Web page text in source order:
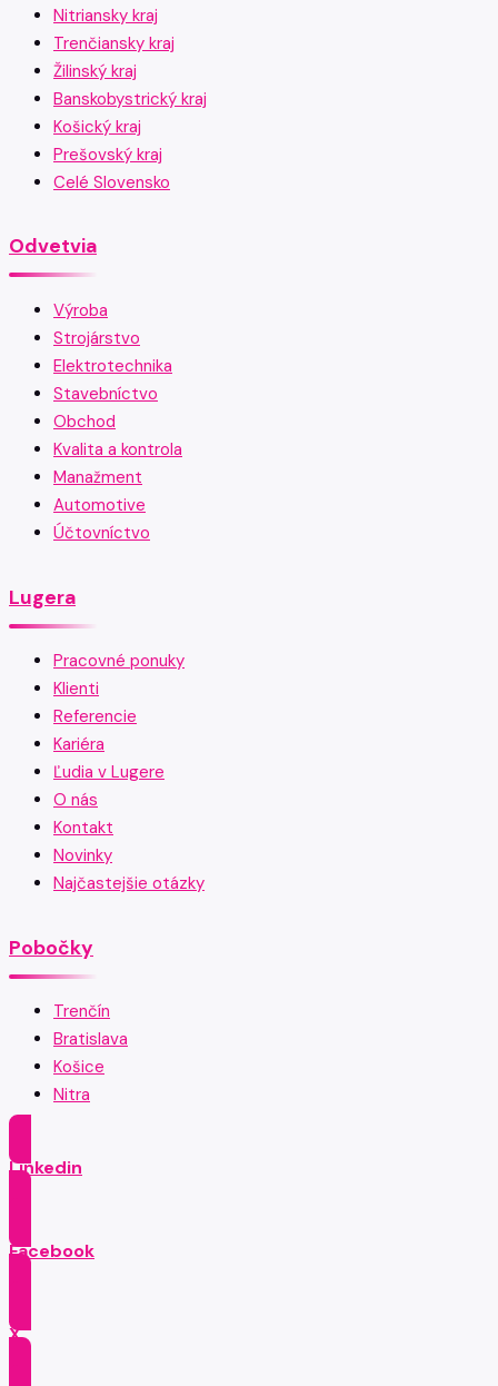
Nitriansky kraj
Trenčiansky kraj
Žilinský kraj
Banskobystrický kraj
Košický kraj
Prešovský kraj
Celé Slovensko
Odvetvia
Výroba
Strojárstvo
Elektrotechnika
Stavebníctvo
Obchod
Kvalita a kontrola
Manažment
Automotive
Účtovníctvo
Lugera
Pracovné ponuky
Klienti
Referencie
Kariéra
Ľudia v Lugere
O nás
Kontakt
Novinky
Najčastejšie otázky
Pobočky
Trenčín
Bratislava
Košice
Nitra
Linkedin
Facebook
X